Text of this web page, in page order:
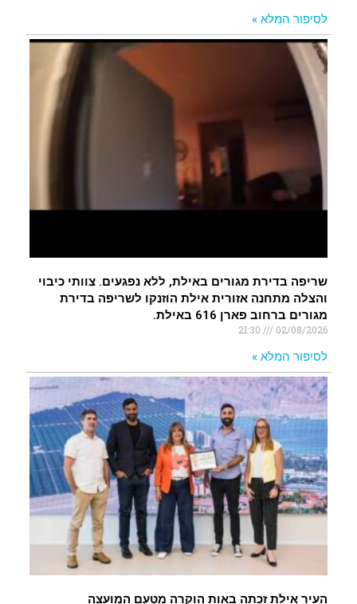
לסיפור המלא »
שריפה בדירת מגורים באילת, ללא נפגעים. צוותי כיבוי
והצלה מתחנה אזורית אילת הוזנקו לשריפה בדירת
מגורים ברחוב פארן 616 באילת.
02/08/2026
לסיפור המלא »
העיר אילת זכתה באות הוקרה מטעם המועצה